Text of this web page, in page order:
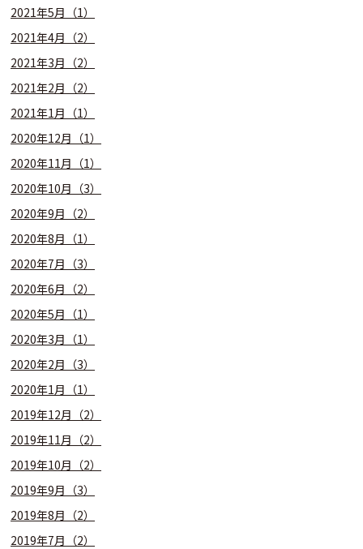
2021年5月（1）
2021年4月（2）
2021年3月（2）
2021年2月（2）
2021年1月（1）
2020年12月（1）
2020年11月（1）
2020年10月（3）
2020年9月（2）
2020年8月（1）
2020年7月（3）
2020年6月（2）
2020年5月（1）
2020年3月（1）
2020年2月（3）
2020年1月（1）
2019年12月（2）
2019年11月（2）
2019年10月（2）
2019年9月（3）
2019年8月（2）
2019年7月（2）